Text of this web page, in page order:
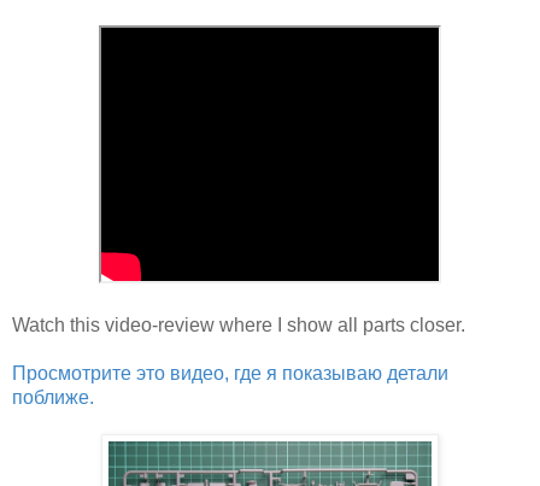
Watch this video-review where I show all parts closer.
Просмотрите это видео, где я показываю детали
поближе.